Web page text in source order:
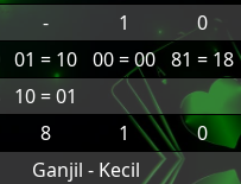
- 1 0
01 = 10 00 = 00
81 = 18
10 = 01
8 1
0
Ganjil - Kecil